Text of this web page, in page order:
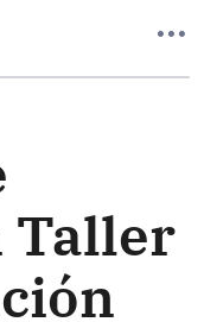
Taller